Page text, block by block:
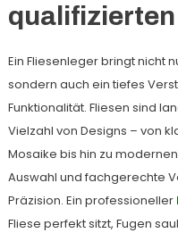
Ein Fliesenleger bringt nicht
sondern auch ein tiefes
Funktionalität. Fliesen sind
Vielzahl von Designs – von
Mosaike bis hin zu
Auswahl und fachgerechte
Präzision. Ein professioneller
Fliese perfekt sitzt, Fugen